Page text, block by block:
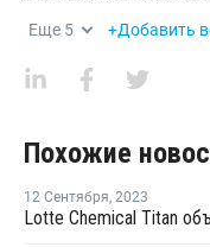
Еще 5 +Добавить
Похожие
12 Сентября, 2023